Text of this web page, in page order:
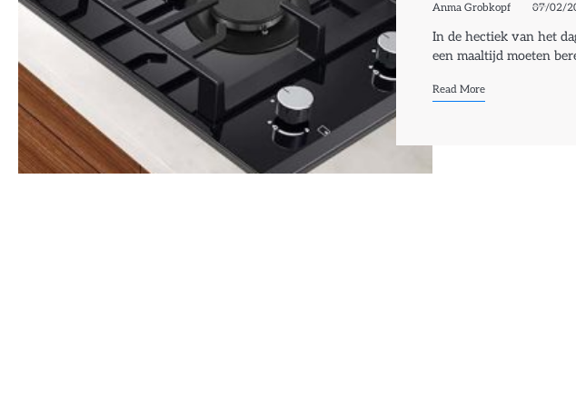
Anma Grobkopf 07/02/
In de hectiek van het
een maaltijd moeten
Read More